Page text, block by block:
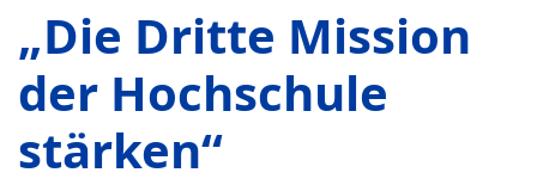
„Die Dritte Mission
der Hochschule
stärken“